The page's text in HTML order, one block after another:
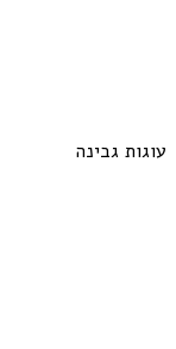
עוגות גבינה